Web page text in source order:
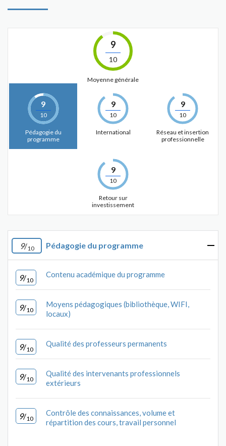
9
10
Moyenne générale
9
10
Pédagogie du
programme
9
10
International
9
10
Réseau et insertion
professionnelle
9
10
Retour sur
investissement
9/10 Pédagogie du programme
9/10
Contenu académique du programme
9/10
Moyens pédagogiques (bibliothèque, WIFI,
locaux)
9/10
Qualité des professeurs permanents
9/10
Qualité des intervenants professionnels
extérieurs
9/10
Contrôle des connaissances, volume et
répartition des cours, travail personnel